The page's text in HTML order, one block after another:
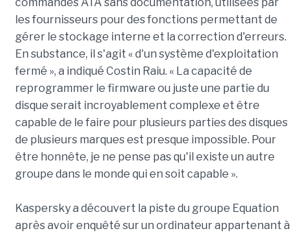
commandes ATA sans documentation, utilisées par
les fournisseurs pour des fonctions permettant de
gérer le stockage interne et la correction d'erreurs.
En substance, il s'agit « d'un système d'exploitation
fermé », a indiqué Costin Raiu. « La capacité de
reprogrammer le firmware ou juste une partie du
disque serait incroyablement complexe et être
capable de le faire pour plusieurs parties des disques
de plusieurs marques est presque impossible. Pour
être honnête, je ne pense pas qu'il existe un autre
groupe dans le monde qui en soit capable ».
Kaspersky a découvert la piste du groupe Equation
après avoir enquêté sur un ordinateur appartenant à